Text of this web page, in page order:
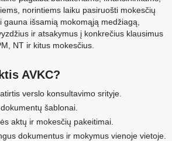
norintiems laiku pasiruošti mokesčių
gauna išsamią mokomąją medžiagą,
ir atsakymus į konkrečius klausimus
NT ir kitus mokesčius.
AVKC?
verslo konsultavimo srityje.
šablonai.
aktų ir mokesčių pakeitimai.
dokumentus ir mokymus vienoje vietoje.